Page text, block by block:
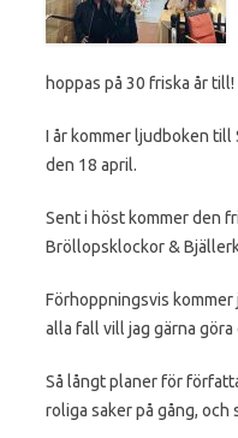
hoppas på 30 friska år till!
I år kommer ljudboken till
den 18 april.
Sent i höst kommer den
Bröllopsklockor &
Förhoppningsvis
alla fall vill jag gärna göra
Så långt planer för
roliga saker på gång, och